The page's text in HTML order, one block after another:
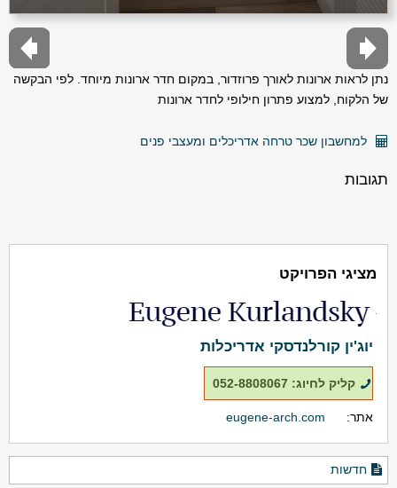
נתן לראות ארונות לאורך פרוזדור, במקום חדר ארונות מיוחד. לפי הבקשה
של הלקוח, למצוע פתרון חילופי לחדר ארונות
למחשבון שכר טרחה אדריכלים ומעצבי פנים
תגובות
מציגי הפרויקט
יוג'ין קורלנדסקי אדריכלות
קליק לחיוג: 052-8808067
אתר: eugene-arch.com
חדשות